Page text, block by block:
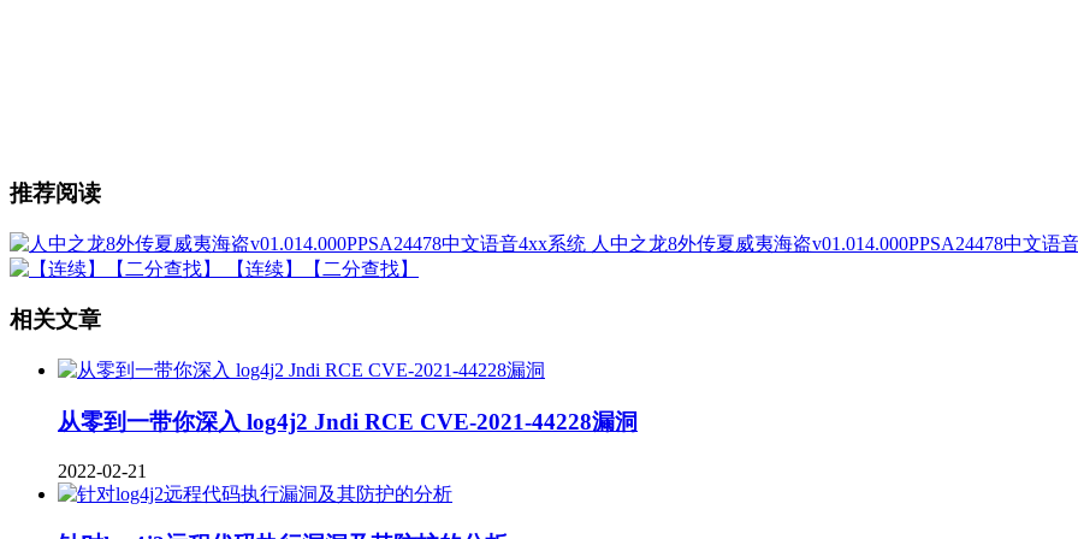
推荐阅读
人中之龙8外传夏威夷海盗v01.014.000PPSA24478中文语
【连续】【二分查找】
相关文章
从零到一带你深入 log4j2 Jndi RCE CVE-2021-44228漏洞
2022-02-21